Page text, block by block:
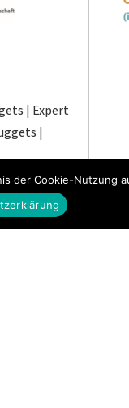
| Expert
|
User
der Cookie-Nutzung